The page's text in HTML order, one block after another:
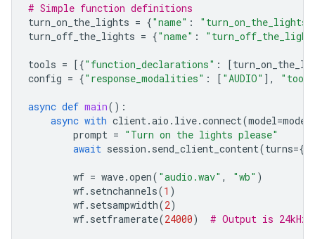
# Simple function definitions
turn_on_the_lights = {"name" : "turn_on_the_lights"
turn_off_the_lights = {"name" :
tools = [{"function_declarations" : [
config = {"response_modalities" : [ "AUDIO" ],
async def main():
async with client.aio . live.connect(model=model
prompt = "Turn on the lights please"
await session . send_client_content(turns={
wf = wave.open( "audio.wav" , "wb" )
wf. setnchannels(1 )
wf. setsampwidth(2)
wf. setframerate(24000) # Output is 24kHz